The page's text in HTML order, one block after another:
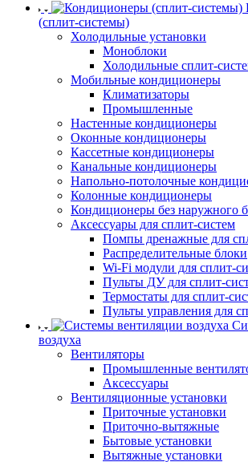
(сплит-системы)
Холодильные установки
Моноблоки
Холодильные сплит-
Мобильные кондиционеры
Климатизаторы
Промышленные
Настенные кондиционеры
Оконные кондиционеры
Кассетные кондиционеры
Канальные кондиционеры
Напольно-потолочные
Колонные кондиционеры
Кондиционеры без наружного
Аксессуары для сплит-систем
Помпы дренажные для
Распределительные блоки
Wi-Fi модули для сплит-
Пульты ДУ для сплит-
Термостаты для сплит-
Пульты управления для
воздуха
Вентиляторы
Промышленные
Аксессуары
Вентиляционные установки
Приточные установки
Приточно-вытяжные
Бытовые установки
Вытяжные установки